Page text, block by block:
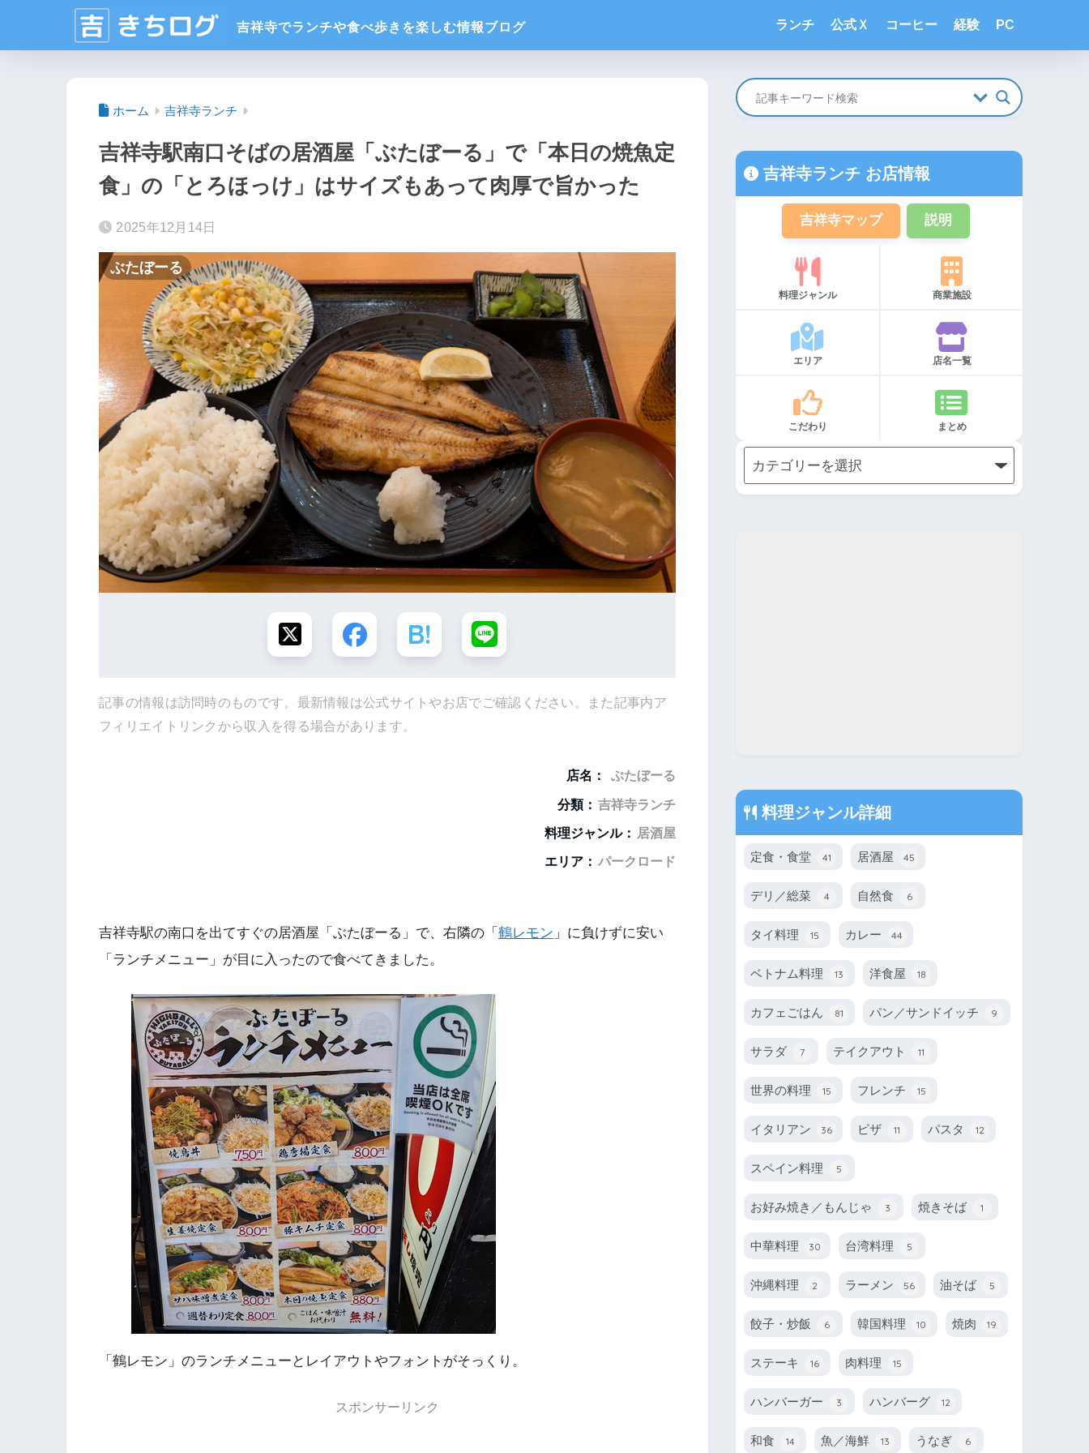
ランチ 公式Ｘ コーヒー 経験 PC
ホーム 吉祥寺ランチ
吉祥寺駅南口そばの居酒屋「ぶたぼーる」で「本日の焼魚定
食」の「とろほっけ」はサイズもあって肉厚で旨かった
2025年12月14日
ぶたぼーる
記事の情報は訪問時のものです。最新情報は公式サイトやお店でご確認ください。また記事内ア
フィリエイトリンクから収入を得る場合があります。
店名：
ぶたぼーる
分類： 吉祥寺ランチ
料理ジャンル： 居酒屋
エリア： パークロード
吉祥寺駅の南口を出てすぐの居酒屋「ぶたぼーる」で、右隣の「 鶴レモン 」に負けずに安い
「ランチメニュー」が目に入ったので食べてきました。
「鶴レモン」のランチメニューとレイアウトやフォントがそっくり。
スポンサーリンク
吉祥寺ランチ お店情報
吉祥寺マップ 説明
料理ジャンル 商業施設
エリア 店名一覧
こだわり まとめ
料理ジャンル詳細
定食・食堂 41 居酒屋 45
デリ／総菜 4 自然食 6
タイ料理 15 カレー 44
ベトナム料理 13 洋食屋 18
カフェごはん 81 パン／サンドイッチ 9
サラダ 7 テイクアウト 11
世界の料理 15 フレンチ 15
イタリアン 36 ピザ 11 パスタ 12
スペイン料理 5
お好み焼き／もんじゃ 3 焼きそば 1
中華料理 30 台湾料理 5
沖縄料理 2 ラーメン 56 油そば 5
餃子・炒飯 6 韓国料理 10 焼肉 19
ステーキ 16 肉料理 15
ハンバーガー 3 ハンバーグ 12
和食 14 魚／海鮮 13 うなぎ 6